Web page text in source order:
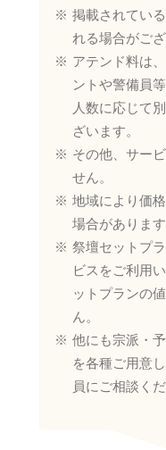
掲載されてい
れる場合がござ
アテンド料は
ントや警備員
人数に応じて
ざいます。
その他、サー
せん。
地域により価
場合があります
祭壇セットプ
ビスをご利用
ットプランの
ん。
他にも宗派・
を各種ご用意
員にご相談くだ